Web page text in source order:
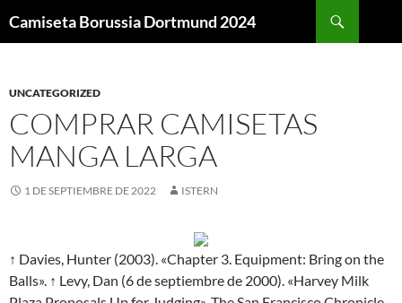
Camiseta Borussia Dortmund 2024
UNCATEGORIZED
COMPRAR CAMISETAS
MANGA LARGA
1 DE SEPTIEMBRE DE 2022 ISTERN
↑ Davies, Hunter (2003). «Chapter 3. Equipment: Bring on the
Balls». ↑ Levy, Dan (6 de septiembre de 2000). «Harvey Milk